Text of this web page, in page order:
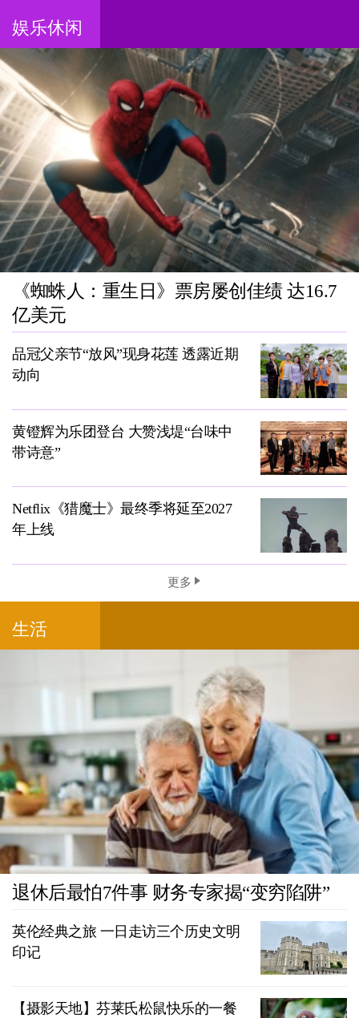
娱乐休闲
《蜘蛛人：重生日》票房屡创佳绩 达16.7
亿美元
品冠父亲节“放风”现身花莲 透露近期
动向
黄镫辉为乐团登台 大赞浅堤“台味中
带诗意”
Netflix《猎魔士》最终季将延至2027
年上线
更多
生活
退休后最怕7件事 财务专家揭“变穷陷阱”
英伦经典之旅 一日走访三个历史文明
印记
【摄影天地】芬莱氏松鼠快乐的一餐